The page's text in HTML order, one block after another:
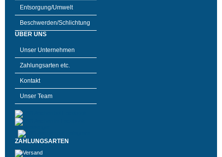
Entsorgung/Umwelt
Beschwerden/Schlichtung
ÜBER UNS
Unser Unternehmen
Zahlungsarten etc.
Kontakt
Unser Team
ZAHLUNGSARTEN